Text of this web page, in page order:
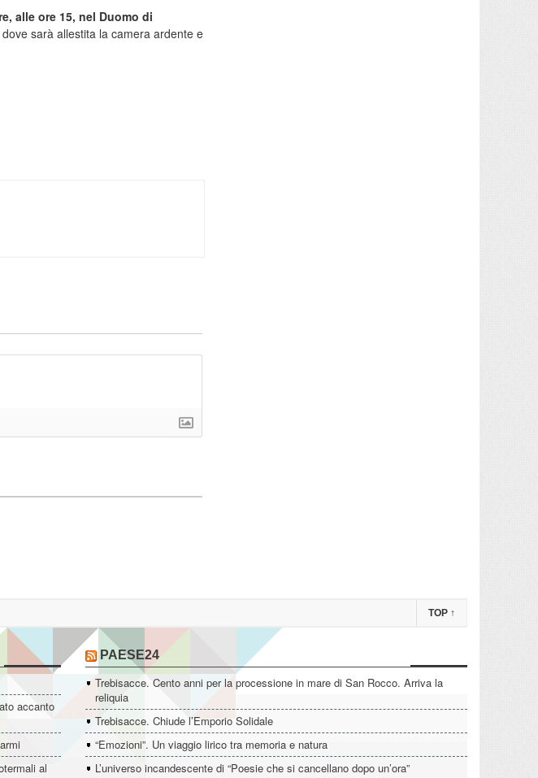
alle ore 15, nel Duomo di
sarà allestita la camera ardente e
TOP ↑
accanto
al
PAESE24
Trebisacce. Cento anni per la processione in mare di San Rocco. Arriva la
reliquia
Trebisacce. Chiude l’Emporio Solidale
“Emozioni”. Un viaggio lirico tra memoria e natura
L’universo incandescente di “Poesie che si cancellano dopo un’ora”